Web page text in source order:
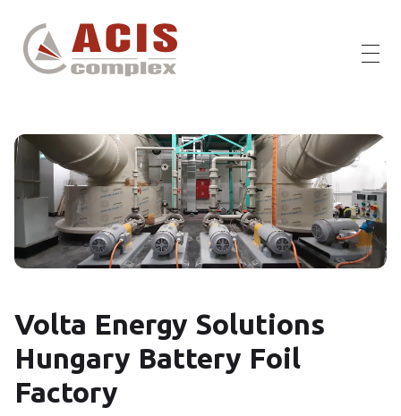
Volta Energy Solutions
Hungary Battery Foil
Factory